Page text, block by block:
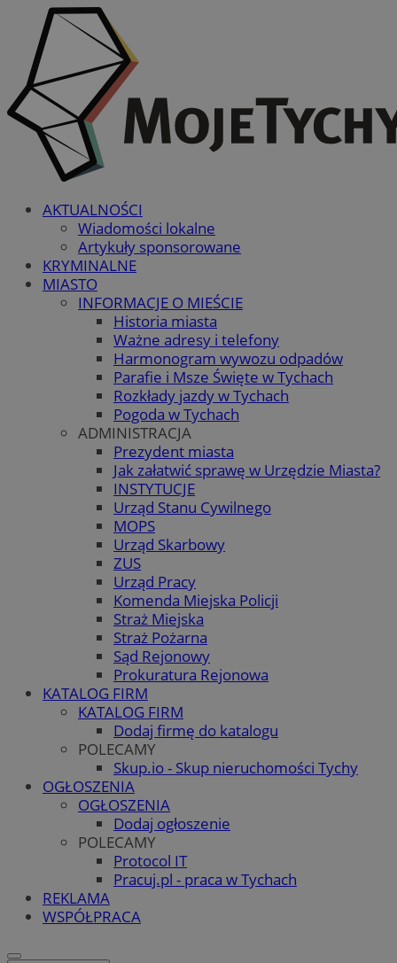
AKTUALNOŚCI
Wiadomości lokalne
Artykuły sponsorowane
KRYMINALNE
MIASTO
INFORMACJE O MIEŚCIE
Historia miasta
Ważne adresy i telefony
Harmonogram wywozu odpadów
Parafie i Msze Święte w Tychach
Rozkłady jazdy w Tychach
Pogoda w Tychach
ADMINISTRACJA
Prezydent miasta
Jak załatwić sprawę w Urzędzie Miasta?
INSTYTUCJE
Urząd Stanu Cywilnego
MOPS
Urząd Skarbowy
ZUS
Urząd Pracy
Komenda Miejska Policji
Straż Miejska
Straż Pożarna
Sąd Rejonowy
Prokuratura Rejonowa
KATALOG FIRM
KATALOG FIRM
Dodaj firmę do katalogu
POLECAMY
Skup.io - Skup nieruchomości Tychy
OGŁOSZENIA
OGŁOSZENIA
Dodaj ogłoszenie
POLECAMY
Protocol IT
Pracuj.pl - praca w Tychach
REKLAMA
WSPÓŁPRACA